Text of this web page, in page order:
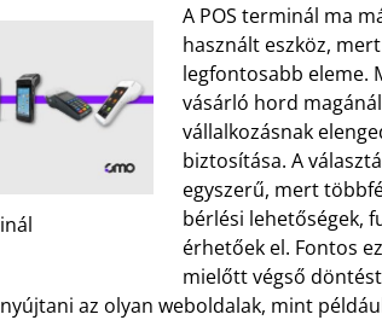
A POS terminál ma
használt eszköz,
legfontosabb eleme.
vásárló hord
vállalkozásnak
biztosítása. A
egyszerű, mert
bérlési lehetőségek,
érhetőek el. Fontos
mielőtt végső
az olyan weboldalak, mint